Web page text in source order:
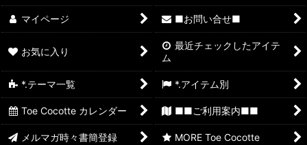
マイページ ■お問い合せ■
お気に入り
最近チェックしたアイテ
ム
*.テーマ一覧 *.アイテム別
Toe Cocotte カレンダー ■■ご利用案内■■
メルマガ時々書簡登録 MORE Toe Cocotte